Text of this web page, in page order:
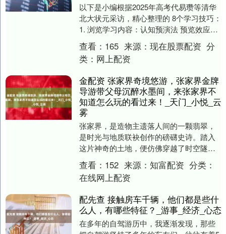
以下是小编根据2025年高考代易瓒等清华
北大状元采访，精心整理的 8个学习技巧：
1. 浏览学习内容：认知预演法 预览效应
（Preview Effect）证实，....
查看： 165 来源： 现在股票配资 分
类： 网上配资
金配资 张家界奇境悠游，张家界金牌
导游带父母沉醉水墨间，来张家界不
知道怎么玩的看过来！_天门_小悦_云
雾
张家界，是造物主遗落人间的一颗翡翠，
是时光与地质联袂创作的磅礴史诗。踏入
这片神奇的土地，便仿佛穿越了时空隧
道，置身于一个由亿万年前海底世界升腾
而立的奇幻王国。三....
查看： 152 来源： 知富配资 分类：
在线网上配资
配先查 接触房车千辆，他们都是些什
么人，有哪些特征？_游事_经济_心态
在多年的自驾游历中，我逐渐发现，那些